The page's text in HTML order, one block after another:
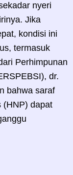
nyeri
Jika
kondisi ini
termasuk
Perhimpunan
dr.
bahwa saraf
(HNP) dapat